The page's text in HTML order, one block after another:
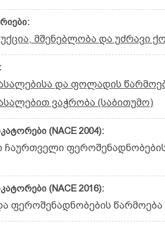
მშენებლობა და უძრავი
და ფოლადის
ვაჭრობა (საბითუმო)
(NACE 2004):
ჩაურთველი
(NACE 2016):
ფეროშენადნობების წარმოება